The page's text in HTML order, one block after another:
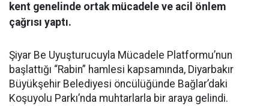
kent genelinde ortak mücadele ve acil önlem
çağrısı yaptı.
Şiyar Be Uyuşturucuyla Mücadele Platformu’nun
başlattığı “Rabin” hamlesi kapsamında, Diyarbakır
Büyükşehir Belediyesi öncülüğünde Bağlar’daki
Koşuyolu Parkı’nda muhtarlarla bir araya gelindi.